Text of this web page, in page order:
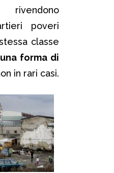
poveri
classe
una forma di
in rari casi.